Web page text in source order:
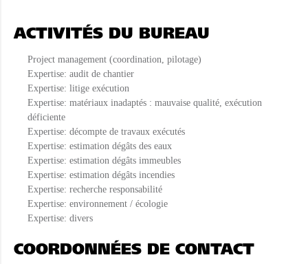
ACTIVITÉS DU BUREAU
Project management (coordination, pilotage)
Expertise: audit de chantier
Expertise: litige exécution
Expertise: matériaux inadaptés : mauvaise qualité, exécution
déficiente
Expertise: décompte de travaux exécutés
Expertise: estimation dégâts des eaux
Expertise: estimation dégâts immeubles
Expertise: estimation dégâts incendies
Expertise: recherche responsabilité
Expertise: environnement / écologie
Expertise: divers
COORDONNÉES DE CONTACT